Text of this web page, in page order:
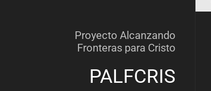
Proyecto Alcanzando
Fronteras para Cristo
PALFCRIS